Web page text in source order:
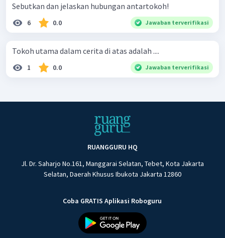
Sebutkan dan jelaskan hubungan antartokoh!
6 0.0 Jawaban terverifikasi
Tokoh utama dalam cerita di atas adalah ....
1 0.0 Jawaban terverifikasi
RUANGGURU HQ
Jl. Dr. Saharjo No.161, Manggarai Selatan, Tebet, Kota Jakarta
Selatan, Daerah Khusus Ibukota Jakarta 12860
Coba GRATIS Aplikasi Roboguru